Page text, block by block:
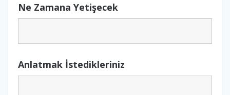
Ne Zamana Yetişecek
Anlatmak İstedikleriniz